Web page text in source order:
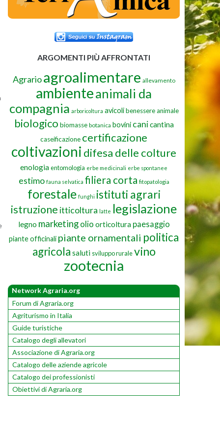
ARGOMENTI PIÙ AFFRONTATI
Agrario agroalimentare allevamento
ambienteanimali da
compagnia arboricoltura avicoli benessere animale
biologico biomasse botanica bovini canicantina
caseificazione certificazione
coltivazioni difesa delle colture
enologiaentomologia erbe medicinali erbe spontanee
estimo fauna selvatica filiera corta fitopatologia
forestale funghi istituti agrari
istruzione itticoltura latte legislazione
legno marketing olio orticoltura paesaggio
piante officinali piante ornamentali politica
agricola saluti sviluppo rurale vino
zootecnia
Network Agraria.org
Forum di Agraria.org
Agriturismo in Italia
Guide turistiche
Catalogo degli allevatori
Associazione di Agraria.org
Catalogo delle aziende agricole
Catalogo dei professionisti
Obiettivi di Agraria.org